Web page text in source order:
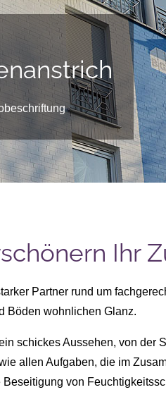
Metallic-Effekten
Ihr
Partner rund um
Böden wohnlichen Glanz.
schickes Aussehen, von der
allen Aufgaben, die im
Beseitigung von